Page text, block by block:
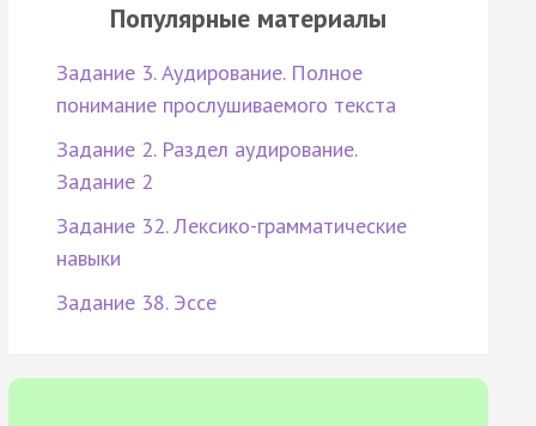
Популярные материалы
Задание 3. Аудирование. Полное
понимание прослушиваемого текста
Задание 2. Раздел аудирование.
Задание 2
Задание 32. Лексико-грамматические
навыки
Задание 38. Эссе